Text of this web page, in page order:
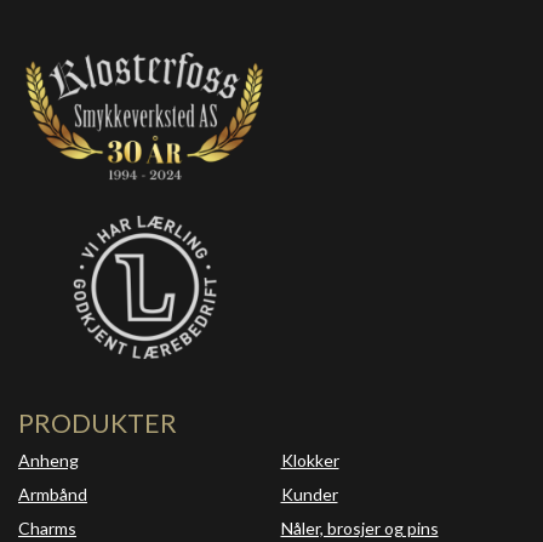
PRODUKTER
Anheng
Armbånd
Charms
Klokker
Kunder
Nåler, brosjer og pins